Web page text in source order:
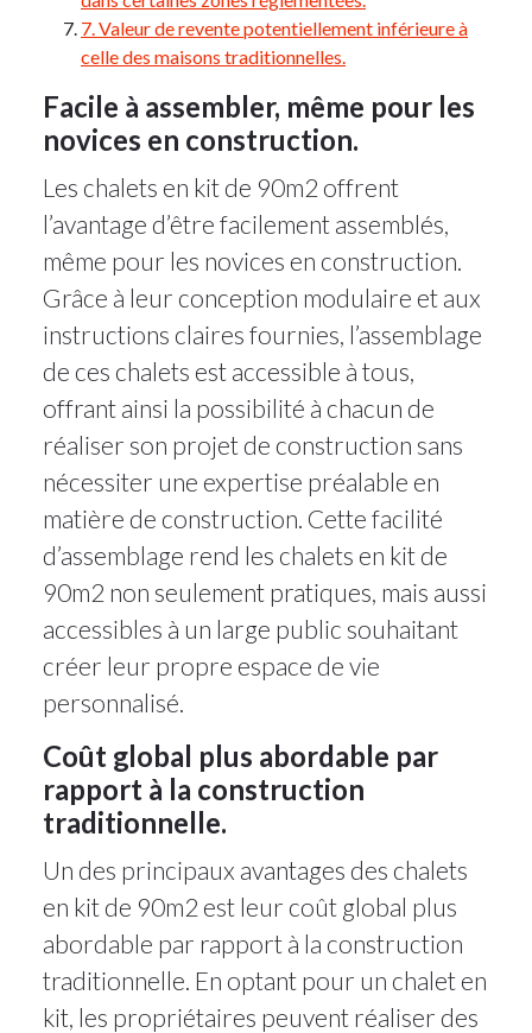
7. Valeur de revente potentiellement inférieure à
celle des maisons traditionnelles.
Facile à assembler, même pour les
novices en construction.
Les chalets en kit de 90m2 offrent
l’avantage d’être facilement assemblés,
même pour les novices en construction.
Grâce à leur conception modulaire et aux
instructions claires fournies, l’assemblage
de ces chalets est accessible à tous,
offrant ainsi la possibilité à chacun de
réaliser son projet de construction sans
nécessiter une expertise préalable en
matière de construction. Cette facilité
d’assemblage rend les chalets en kit de
90m2 non seulement pratiques, mais aussi
accessibles à un large public souhaitant
créer leur propre espace de vie
personnalisé.
Coût global plus abordable par
rapport à la construction
traditionnelle.
Un des principaux avantages des chalets
en kit de 90m2 est leur coût global plus
abordable par rapport à la construction
traditionnelle. En optant pour un chalet en
kit, les propriétaires peuvent réaliser des